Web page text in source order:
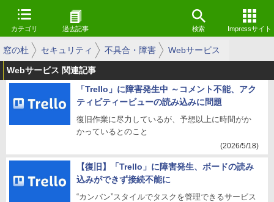
カテゴリ 過去記事 検索 Impressサイト
窓の杜 セキュリティ 不具合・障害 Webサービス
Webサービス 関連記事
「Trello」に障害発生中 ～コメント不能、アク
ティビティービューの読み込みに問題
復旧作業に尽力しているが、予想以上に時間がか
かっているとのこと
(2026/5/18)
【復旧】「Trello」に障害発生、ボードの読み
込みができず接続不能に
“カンバン”スタイルでタスクを管理できるサービス